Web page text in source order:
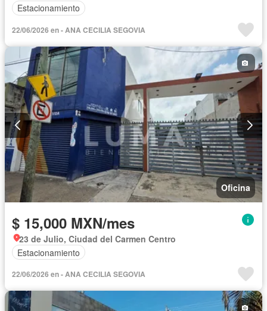
Estacionamiento
22/06/2026 en - ANA CECILIA SEGOVIA
Oficina
$ 15,000 MXN/mes
23 de Julio, Ciudad del Carmen Centro
Estacionamiento
22/06/2026 en - ANA CECILIA SEGOVIA